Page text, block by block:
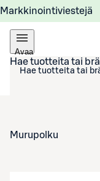
Markkinointiviestejä
Avaa
valikko
Hae tuotteita tai
Murupolku